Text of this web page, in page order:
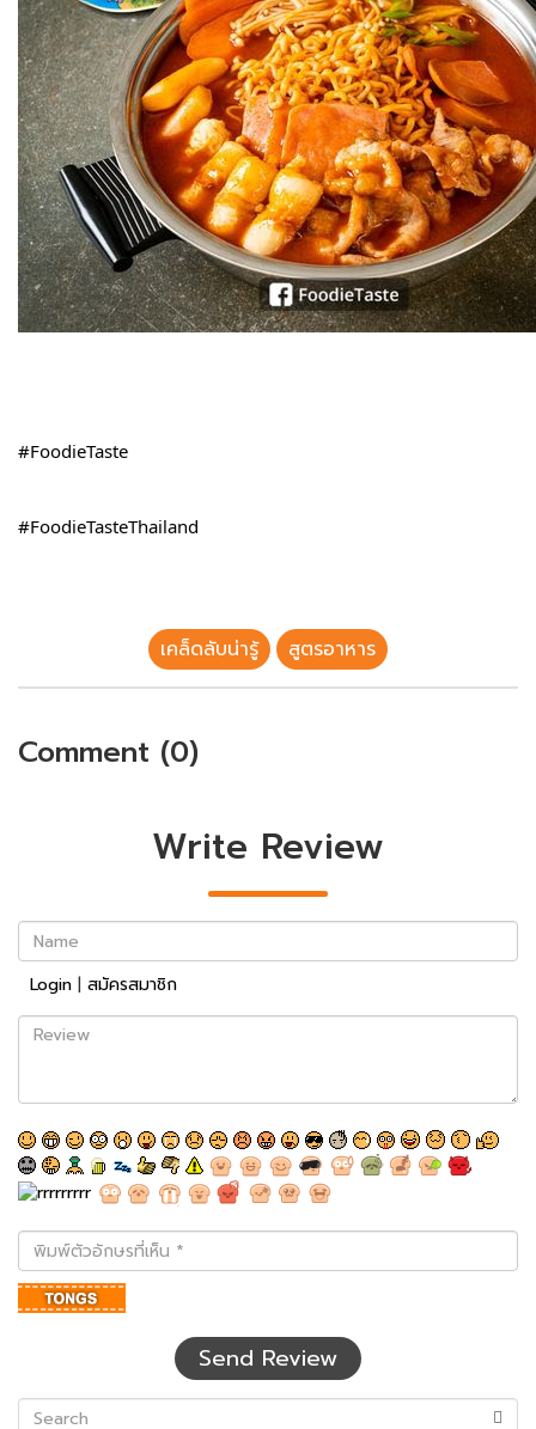
#FoodieTaste
#FoodieTasteThailand
เคล็ดลับน่ารู้ สูตรอาหาร
Comment (0)
Write Review
Name
Login | สมัครสมาชิก
Review
พิมพ์
ตัว
อักษร
ที่
Send Review